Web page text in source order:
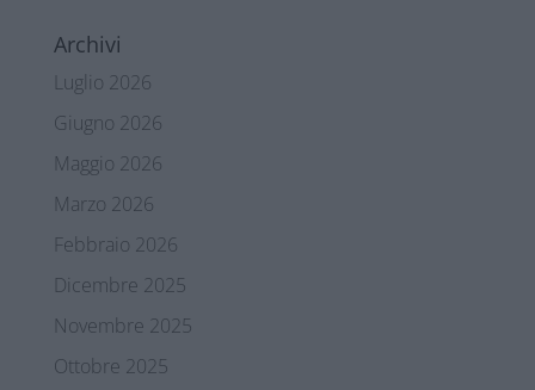
Archivi
Luglio 2026
Giugno 2026
Maggio 2026
Marzo 2026
Febbraio 2026
Dicembre 2025
Novembre 2025
Ottobre 2025